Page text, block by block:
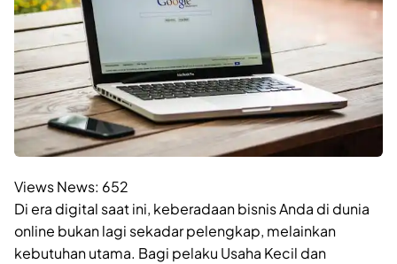
Views News: 652
Di era digital saat ini, keberadaan bisnis Anda di dunia
online bukan lagi sekadar pelengkap, melainkan
kebutuhan utama. Bagi pelaku Usaha Kecil dan